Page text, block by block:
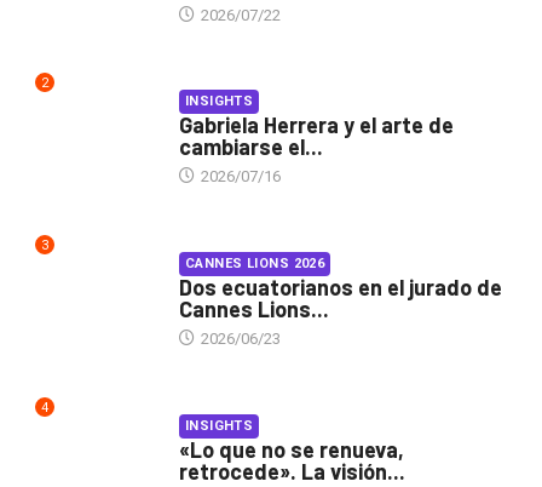
2026/07/22
2
INSIGHTS
Gabriela Herrera y el arte de
cambiarse el...
2026/07/16
3
CANNES LIONS 2026
Dos ecuatorianos en el jurado de
Cannes Lions...
2026/06/23
4
INSIGHTS
«Lo que no se renueva,
retrocede». La visión...